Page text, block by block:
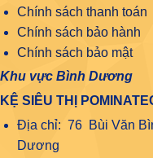
Chính sách thanh toán
Chính sách bảo hành
Chính sách bảo mật
Khu vực Bình Dương
KỆ SIÊU THỊ
Địa chỉ: 76 Bùi Văn
Dương